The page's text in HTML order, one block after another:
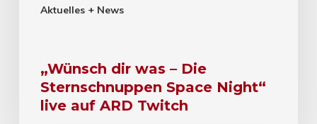
Aktuelles + News
„Wünsch dir was – Die
Sternschnuppen Space Night“
live auf ARD Twitch